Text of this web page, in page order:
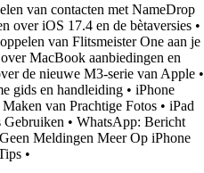
van contacten met NameDrop
over iOS 17.4 en de bètaversies •
van Flitsmeister One aan je
MacBook aanbiedingen en
de nieuwe M3-serie van Apple •
gids en handleiding • iPhone
van Prachtige Fotos • iPad
Gebruiken • WhatsApp: Bericht
Geen Meldingen Meer Op iPhone
•